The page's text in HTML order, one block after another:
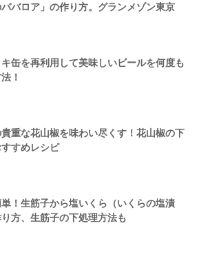
ババロア」の作り方。グランメゾン東京
缶を再利用して美味しいビールを何度も
！
重な花山椒を味わい尽くす！花山椒の下
すめレシピ
！生筋子から塩いくら（いくらの塩漬
方、生筋子の下処理方法も